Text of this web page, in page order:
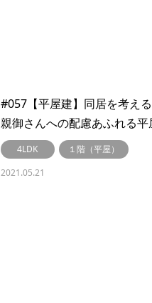
#057【平屋建】同居を考える
親御さんへの配慮あふれる平
【LibWork～リブワーク～】
4LDK
１階（平屋）
2021.05.21